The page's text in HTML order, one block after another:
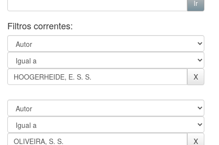
Filtros correntes: